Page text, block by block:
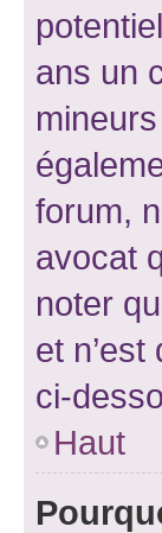
ans un
forum,
avocat
noter
et
ci-
Haut